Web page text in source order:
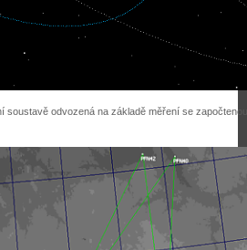
soustavě odvozená na základě měření se